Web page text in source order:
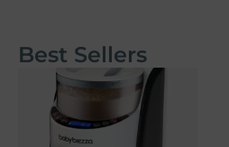
Best Sellers